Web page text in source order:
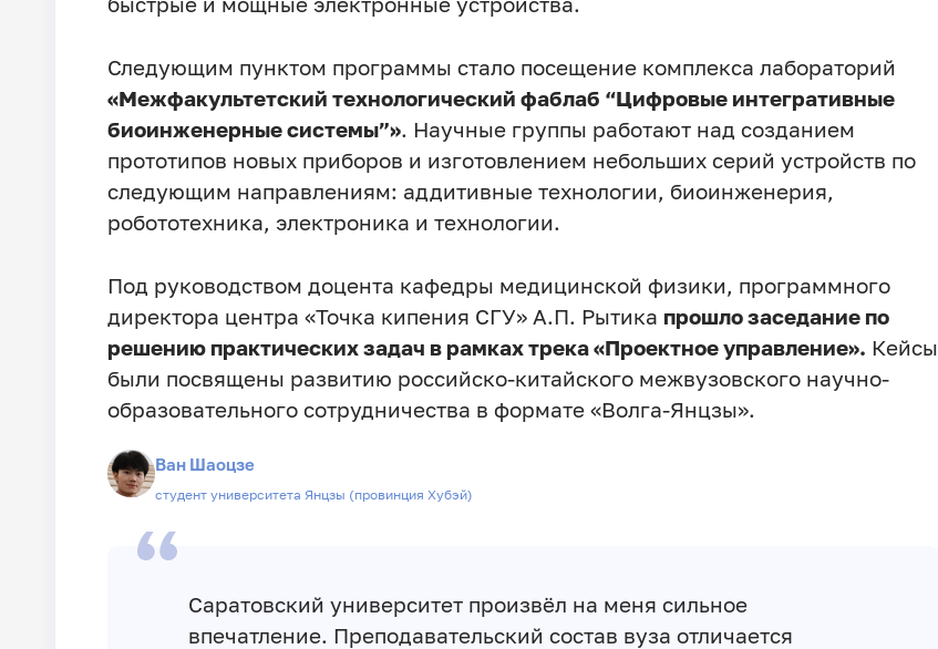
Следующим пунктом программы стало посещение комплекса лабораторий
«Межфакультетский технологический фаблаб “Цифровые интегративные
биоинженерные системы”». Научные группы работают над созданием
прототипов новых приборов и изготовлением небольших серий устройств по
следующим направлениям: аддитивные технологии, биоинженерия,
робототехника, электроника и технологии.
Под руководством доцента кафедры медицинской физики, программного
директора центра «Точка кипения СГУ» А.П. Рытика прошло заседание по
решению практических задач в рамках трека «Проектное управление». Кейсы
были посвящены развитию российско-китайского межвузовского научно-
образовательного сотрудничества в формате «Волга-Янцзы».
Ван Шаоцзе
студент университета Янцзы (провинция Хубэй)
Саратовский университет произвёл на меня сильное
впечатление. Преподавательский состав вуза отличается